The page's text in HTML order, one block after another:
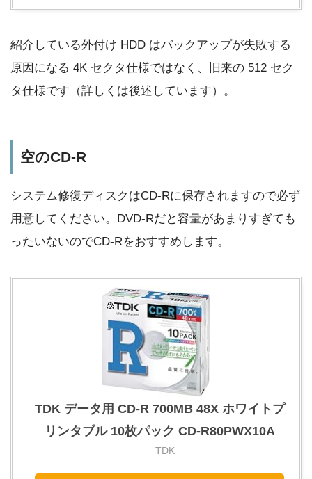
紹介している外付け HDD はバックアップが失敗する
原因になる 4K セクタ仕様ではなく、旧来の 512 セク
タ仕様です（詳しくは後述しています）。
空のCD-R
システム修復ディスクはCD-Rに保存されますので必ず
用意してください。DVD-Rだと容量があまりすぎても
ったいないのでCD-Rをおすすめします。
TDK データ用 CD-R 700MB 48X ホワイトプ
リンタブル 10枚パック CD-R80PWX10A
TDK